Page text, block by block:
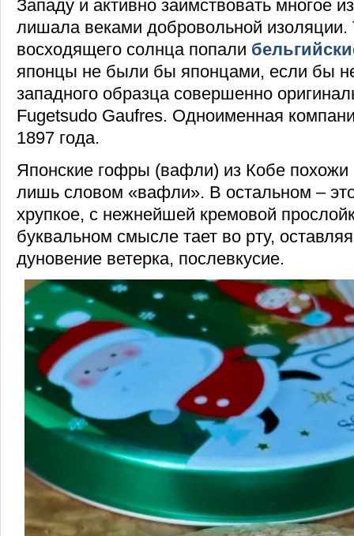
Западу и активно заимствовать многое
лишала веками добровольной изоляции.
восходящего солнца попали
японцы не были бы японцами, если бы
западного образца совершенно
Fugetsudo Gaufres. Одноименная
1897 года.
Японские гофры (вафли) из Кобе похожи
лишь словом «вафли». В остальном –
хрупкое, с нежнейшей кремовой
буквальном смысле тает во рту,
дуновение ветерка, послевкусие.